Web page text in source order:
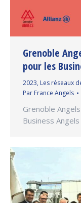
Grenoble
pour les
2023, Les réseaux
Par France Angels
Grenoble
Business